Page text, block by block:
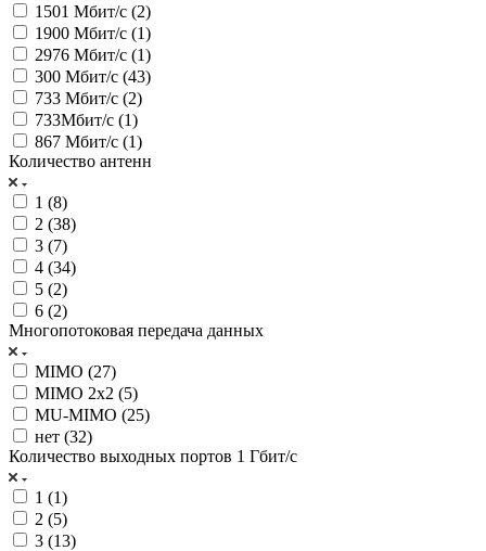
1501 Мбит/с (2)
1900 Мбит/с (1)
2976 Мбит/с (1)
300 Мбит/с (43)
733 Мбит/с (2)
733Мбит/с (1)
867 Мбит/с (1)
Количество антенн
1 (8)
2 (38)
3 (7)
4 (34)
5 (2)
6 (2)
Многопотоковая передача данных
MIMO (27)
MIMO 2x2 (5)
MU-MIMO (25)
нет (32)
Количество выходных портов 1 Гбит/с
1 (1)
2 (5)
3 (13)